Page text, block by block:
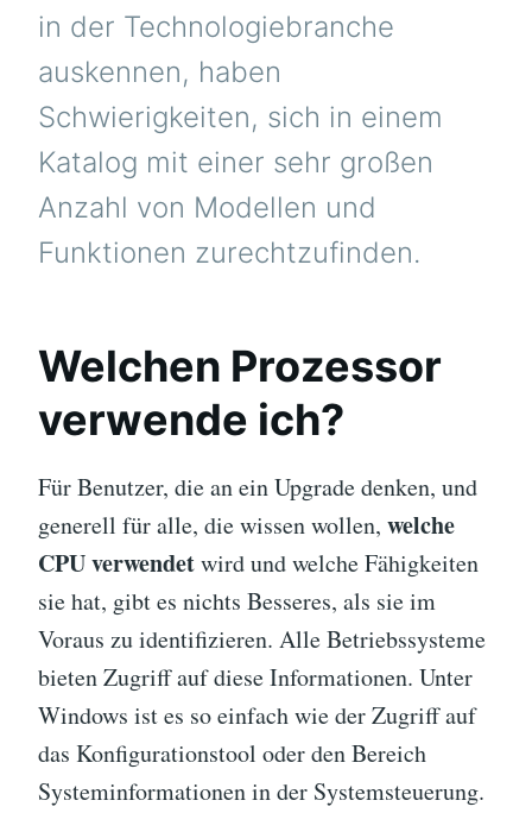
in der Technologiebranche
auskennen, haben
Schwierigkeiten, sich in einem
Katalog mit einer sehr großen
Anzahl von Modellen und
Funktionen zurechtzufinden.
Welchen Prozessor
verwende ich?
Für Benutzer, die an ein Upgrade denken, und
generell für alle, die wissen wollen, welche
CPU verwendetwird und welche Fähigkeiten
sie hat, gibt es nichts Besseres, als sie im
Voraus zu identifizieren. Alle Betriebssysteme
bieten Zugriff auf diese Informationen. Unter
Windows ist es so einfach wie der Zugriff auf
das Konfigurationstool oder den Bereich
Systeminformationen in der Systemsteuerung.